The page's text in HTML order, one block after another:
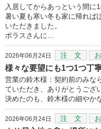
入居してからあっという間に1
暑い夏も寒い冬も家に帰れば
いただきました。
ポラスさんに…
2026年06月24日 注 文
様々な要望にも1つ1つ丁
営業の鈴木様：契約前のみな
ていただき、ありがとうござ
決めたのも、鈴木様の細やか
2026年06月24日 注 文